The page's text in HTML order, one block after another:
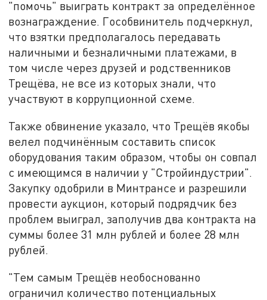
"помочь" выиграть контракт за определённое
вознаграждение. Гособвинитель подчеркнул,
что взятки предполагалось передавать
наличными и безналичными платежами, в
том числе через друзей и родственников
Трещёва, не все из которых знали, что
участвуют в коррупционной схеме.
Также обвинение указало, что Трещёв якобы
велел подчинённым составить список
оборудования таким образом, чтобы он совпал
с имеющимся в наличии у "Стройиндустрии".
Закупку одобрили в Минтрансе и разрешили
провести аукцион, который подрядчик без
проблем выиграл, заполучив два контракта на
суммы более 31 млн рублей и более 28 млн
рублей.
"Тем самым Трещёв необоснованно
ограничил количество потенциальных